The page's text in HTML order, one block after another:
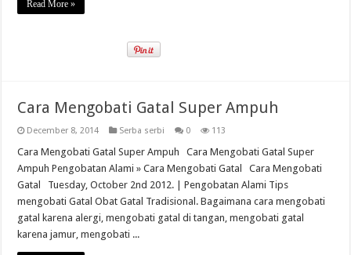
Read More »
Cara Mengobati Gatal Super Ampuh
December 8, 2014 Serba serbi 0 113
Cara Mengobati Gatal Super Ampuh Cara Mengobati Gatal Super
Ampuh Pengobatan Alami » Cara Mengobati Gatal Cara Mengobati
Gatal Tuesday, October 2nd 2012. | Pengobatan Alami Tips
mengobati Gatal Obat Gatal Tradisional. Bagaimana cara mengobati
gatal karena alergi, mengobati gatal di tangan, mengobati gatal
karena jamur, mengobati ...